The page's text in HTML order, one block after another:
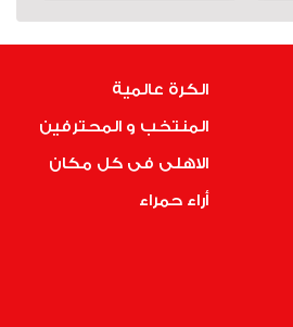
الكرة عالمية
المنتخب و المحترفين
الاهلى فى كل مكان
أراء حمراء